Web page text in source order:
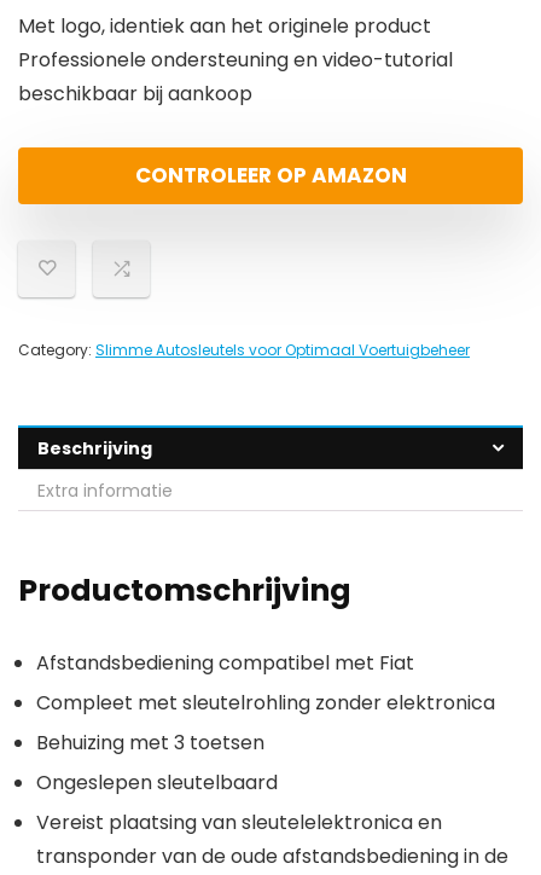
Met logo, identiek aan het originele product
Professionele ondersteuning en video-tutorial
beschikbaar bij aankoop
CONTROLEER OP AMAZON
Category: Slimme Autosleutels voor Optimaal Voertuigbeheer
Beschrijving
Extra informatie
Productomschrijving
Afstandsbediening compatibel met Fiat
Compleet met sleutelrohling zonder elektronica
Behuizing met 3 toetsen
Ongeslepen sleutelbaard
Vereist plaatsing van sleutelelektronica en
transponder van de oude afstandsbediening in de